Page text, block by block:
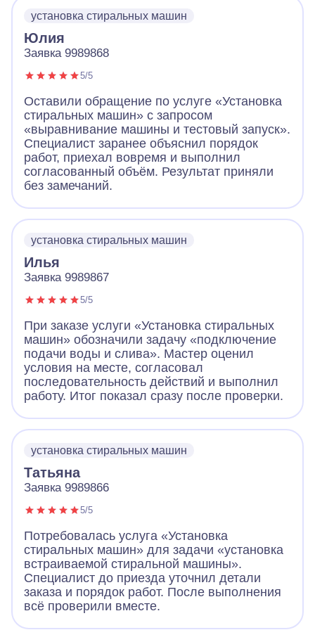
установка стиральных машин
Юлия
Заявка 9989868
5/5
Оставили обращение по услуге «Установка
стиральных машин» с запросом
«выравнивание машины и тестовый запуск».
Специалист заранее объяснил порядок
работ, приехал вовремя и выполнил
согласованный объём. Результат приняли
без замечаний.
установка стиральных машин
Илья
Заявка 9989867
5/5
При заказе услуги «Установка стиральных
машин» обозначили задачу «подключение
подачи воды и слива». Мастер оценил
условия на месте, согласовал
последовательность действий и выполнил
работу. Итог показал сразу после проверки.
установка стиральных машин
Татьяна
Заявка 9989866
5/5
Потребовалась услуга «Установка
стиральных машин» для задачи «установка
встраиваемой стиральной машины».
Специалист до приезда уточнил детали
заказа и порядок работ. После выполнения
всё проверили вместе.